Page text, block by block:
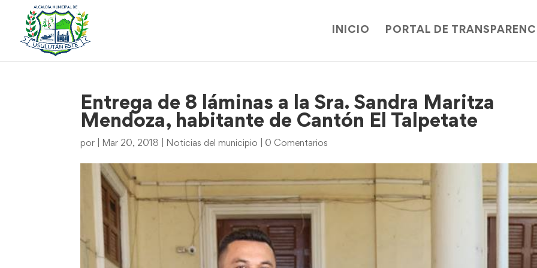
INICIO PORTAL DE
Entrega de 8 láminas a la Sra. Sandra Maritza
Mendoza, habitante de Cantón El Talpetate
por Mar 20, 2018 Noticias del municipio 0 Comentarios